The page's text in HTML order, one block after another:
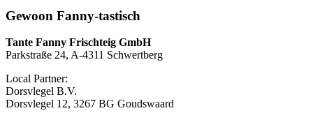
Gewoon Fanny-tastisch
Tante Fanny Frischteig GmbH
Parkstraße 24, A-4311 Schwertberg
Local Partner:
Dorsvlegel B.V.
Dorsvlegel 12, 3267 BG Goudswaard